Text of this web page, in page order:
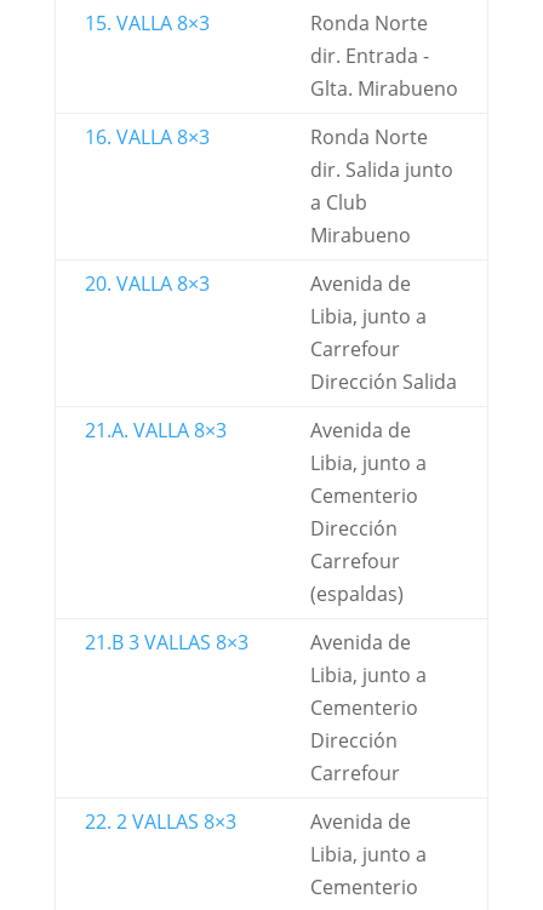
15. VALLA 8×3
Ronda Norte
dir. Entrada -
Glta. Mirabueno
16. VALLA 8×3
Ronda Norte
dir. Salida junto
a Club
Mirabueno
20. VALLA 8×3
Avenida de
Libia, junto a
Carrefour
Dirección Salida
21.A. VALLA 8×3
Avenida de
Libia, junto a
Cementerio
Dirección
Carrefour
(espaldas)
21.B 3 VALLAS 8×3
Avenida de
Libia, junto a
Cementerio
Dirección
Carrefour
22. 2 VALLAS 8×3
Avenida de
Libia, junto a
Cementerio